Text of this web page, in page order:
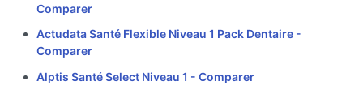
Comparer
Actudata Santé Flexible Niveau 1 Pack Dentaire -
Comparer
Alptis Santé Select Niveau 1 - Comparer